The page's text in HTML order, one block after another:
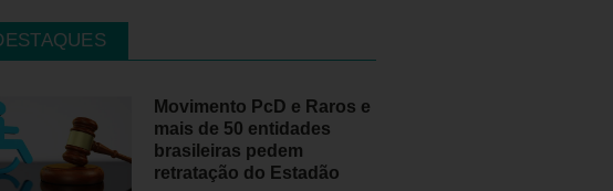
Movimento PcD e Raros e
mais de 50 entidades
brasileiras pedem
retratação do Estadão